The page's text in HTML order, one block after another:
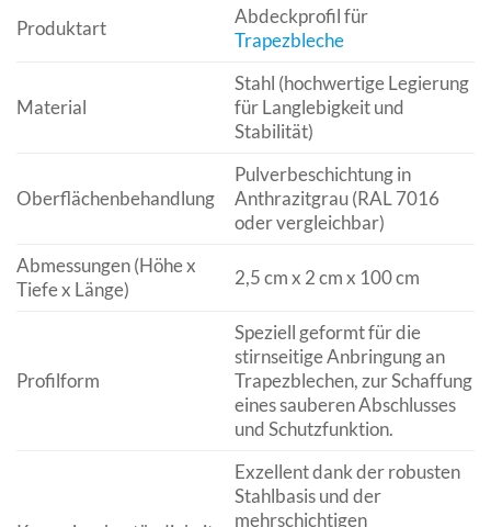
Produktart
Abdeckprofil für
Trapezbleche
Material
Stahl (hochwertige Legierung
für Langlebigkeit und
Stabilität)
Oberflächenbehandlung
Pulverbeschichtung in
Anthrazitgrau (RAL 7016
oder vergleichbar)
Abmessungen (Höhe x
Tiefe x Länge)
2,5 cm x 2 cm x 100 cm
Profilform
Speziell geformt für die
stirnseitige Anbringung an
Trapezblechen, zur Schaffung
eines sauberen Abschlusses
und Schutzfunktion.
Exzellent dank der robusten
Stahlbasis und der
mehrschichtigen